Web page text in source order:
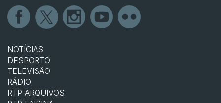
NOTÍCIAS
DESPORTO
TELEVISÃO
RÁDIO
RTP ARQUIVOS